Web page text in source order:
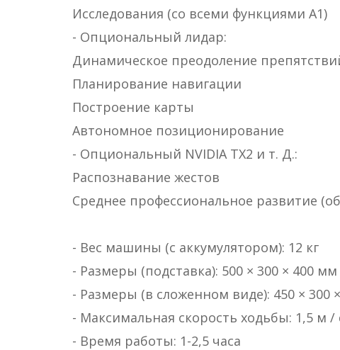
Исследования (со всеми функциями А1)
- Опциональный лидар:
Динамическое преодоление
Планирование навигации
Построение карты
Автономное позиционирование
- Опциональный NVIDIA TX2 и т. Д.:
Распознавание жестов
Среднее профессиональное развитие
- Вес машины (с аккумулятором): 12 кг
- Размеры (подставка): 500 × 300 × 400
- Размеры (в сложенном виде): 450 ×
- Максимальная скорость ходьбы: 1,5 м /
- Время работы: 1-2,5 часа